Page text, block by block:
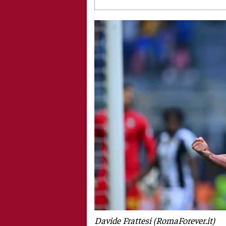
Davide Frattesi (RomaForever.it)